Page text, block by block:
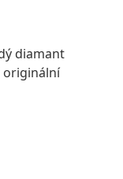
diamant
originální